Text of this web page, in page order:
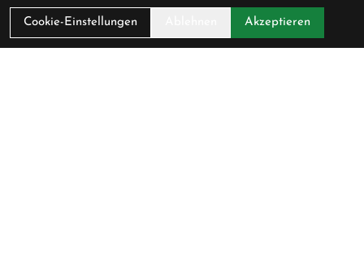
Impressum
Service
Cookie-Einstellungen Akzeptieren